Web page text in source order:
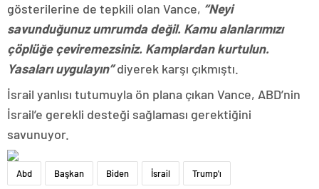
gösterilerine de tepkili olan Vance, “Neyi
savunduğunuz umrumda değil. Kamu alanlarımızı
çöplüğe çeviremezsiniz. Kamplardan kurtulun.
Yasaları uygulayın”diyerek karşı çıkmıştı.
İsrail yanlısı tutumuyla ön plana çıkan Vance, ABD’nin
İsrail’e gerekli desteği sağlaması gerektiğini
savunuyor.
Abd Başkan Biden İsrail Trump'ı